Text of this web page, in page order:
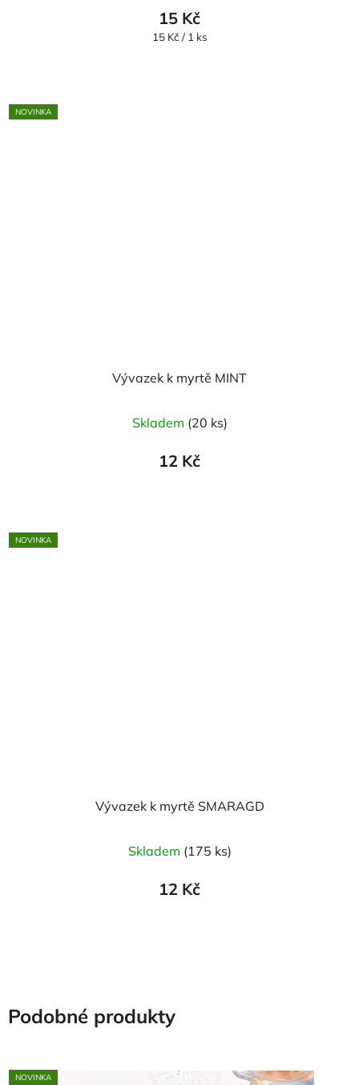
produktu
je
15 Kč
Měrná
15 Kč / 1 ks
NOVINKA
Vývazek k myrtě MINT
hodnocení
produktu
Skladem (20 ks)
12 Kč
NOVINKA
Vývazek k myrtě SMARAGD
Skladem (175 ks)
12 Kč
Podobné produkty
NOVINKA